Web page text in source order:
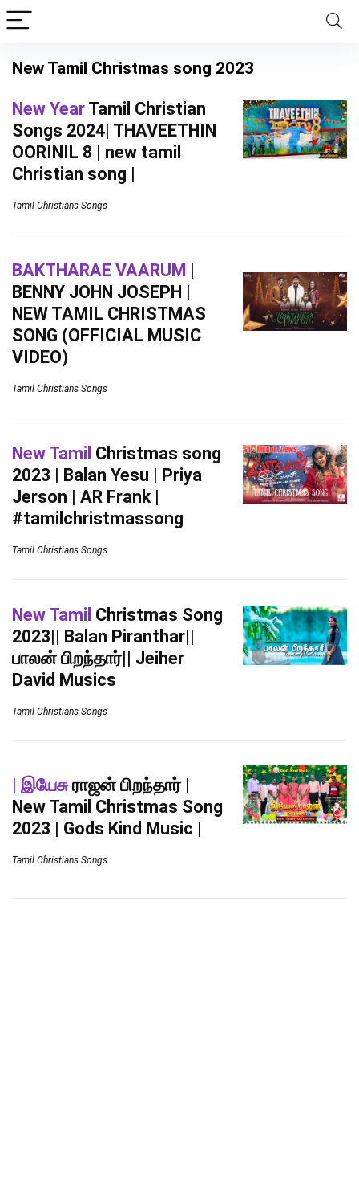
New Tamil Christmas song 2023
New Year Tamil Christian
Songs 2024| THAVEETHIN
OORINIL 8 | new tamil
Christian song |
Tamil Christians Songs
BAKTHARAE VAARUM |
BENNY JOHN JOSEPH |
NEW TAMIL CHRISTMAS
SONG (OFFICIAL MUSIC
VIDEO)
Tamil Christians Songs
New Tamil Christmas song
2023 | Balan Yesu | Priya
Jerson | AR Frank |
#tamilchristmassong
Tamil Christians Songs
New Tamil Christmas Song
2023|| Balan Piranthar||
பாலன் பிறந்தார்|| Jeiher
David Musics
Tamil Christians Songs
| இயேசுராஜன் பிறந்தார் |
New Tamil Christmas Song
2023 | Gods Kind Music |
Tamil Christians Songs